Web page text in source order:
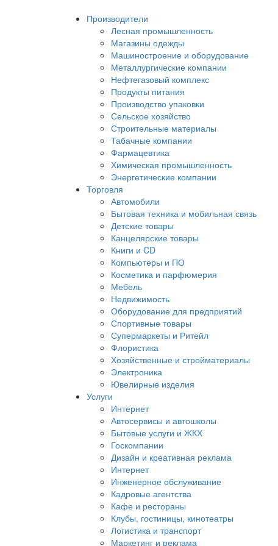
Производители
Лесная промышленность
Магазины одежды
Машиностроение и оборудование
Металлургические компании
Нефтегазовый комплекс
Продукты питания
Производство упаковки
Сельское хозяйство
Строительные материалы
Табачные компании
Фармацевтика
Химическая промышленность
Энергетические компании
Торговля
Автомобили
Бытовая техника и мобильная связь
Детские товары
Канцелярские товары
Книги и CD
Компьютеры и ПО
Косметика и парфюмерия
Мебель
Недвижимость
Оборудование для предприятий
Спортивные товары
Супермаркеты и Ритейл
Флористика
Хозяйственные и стройматериалы
Электроника
Ювелирные изделия
Услуги
Интернет
Автосервисы и автошколы
Бытовые услуги и ЖКХ
Госкомпании
Дизайн и креативная реклама
Интернет
Инженерное обслуживание
Кадровые агентства
Кафе и рестораны
Клубы, гостиницы, кинотеатры
Логистика и транспорт
Маркетинг и реклама